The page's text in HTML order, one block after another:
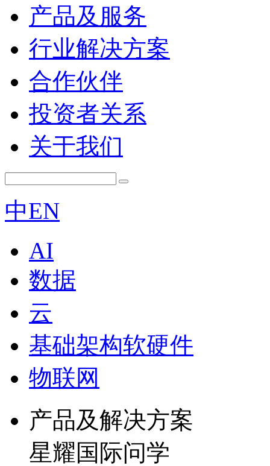
产品及服务
行业解决方案
合作伙伴
投资者关系
关于我们
中EN
AI
数据
云
基础架构软硬件
物联网
产品及解决方案
星耀国际问学